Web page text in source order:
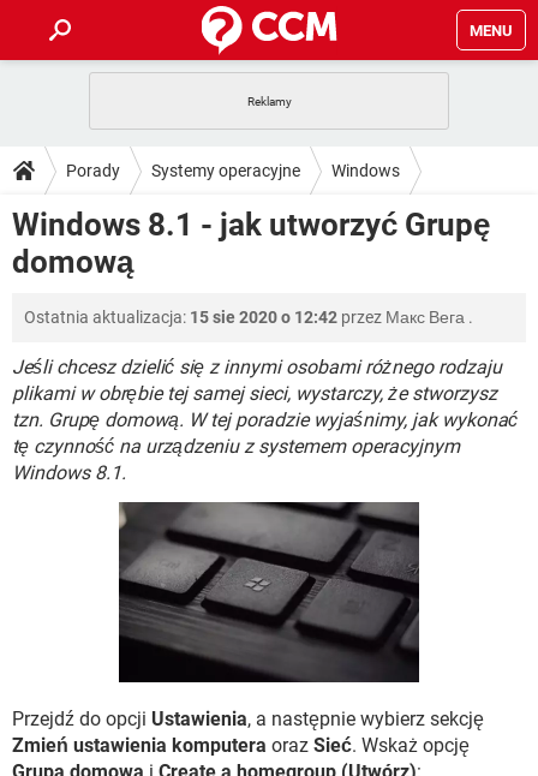
MENU
GRY WHATSAPP
SPOTIFY NETFLIX
INSTAGRAM
PORADY
PlayStation TIKTOK
GRY WHATSAPP
INSTAGRAM FACEBOOK
WINDOWS 10
DO POBRANIA
ANDROID
INSTAGRAM FACEBOOK
WINDOWS 10
FORUM
COVID-19 TIKTOK
GRY WHATSAPP
SPOTIFY NETFLIX
INSTAGRAM FACEBOOK
WINDOWS 10
COVID-19 TIKTOK
GRY WHATSAPP
SPOTIFY
FACEBOOK
Porady Systemy operacyjne Windows
Windows 8.1
Windows 8.1 - jak utworzyć Grupę
domową
Ostatnia aktualizacja: 15 sie 2020 o 12:42 przez Макс Вега .
Jeśli chcesz dzielić się z innymi osobami różnego rodzaju
plikami w obrębie tej samej sieci, wystarczy, że stworzysz
tzn. Grupę domową. W tej poradzie wyjaśnimy, jak wykonać
tę czynność na urządzeniu z systemem operacyjnym
Windows 8.1.
Przejdź do opcji Ustawienia, a następnie wybierz sekcję
Zmień ustawienia komputera oraz Sieć. Wskaż opcję